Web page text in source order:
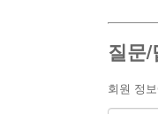
질문
회원 정